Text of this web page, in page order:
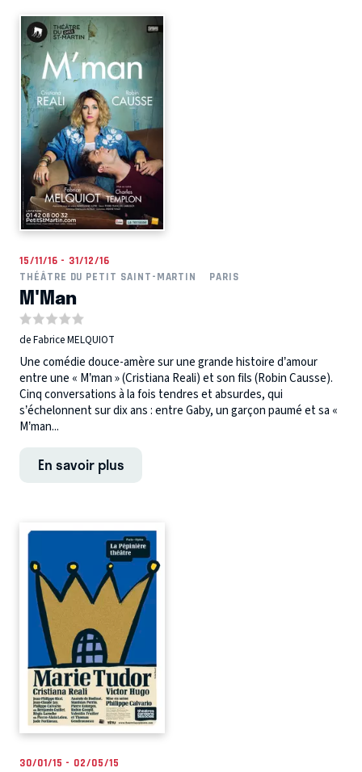
15/11/16 - 31/12/16
THÉÂTRE DU PETIT SAINT-MARTIN
PARIS
M'Man
de Fabrice MELQUIOT
Une comédie douce-amère sur une grande histoire d’amour
entre une « M’man » (Cristiana Reali) et son fils (Robin Causse).
Cinq conversations à la fois tendres et absurdes, qui
s’échelonnent sur dix ans : entre Gaby, un garçon paumé et sa «
M’man...
En savoir plus
30/01/15 - 02/05/15